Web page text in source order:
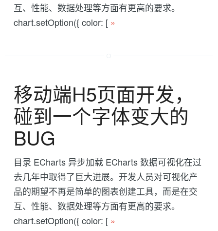
互、性能、数据处理等方面有更高的要求。
chart.setOption({ color: [ »
移动端H5页面开发，
碰到一个字体变大的
BUG
目录 ECharts 异步加载 ECharts 数据可视化在过
去几年中取得了巨大进展。开发人员对可视化产
品的期望不再是简单的图表创建工具，而是在交
互、性能、数据处理等方面有更高的要求。
chart.setOption({ color: [ »